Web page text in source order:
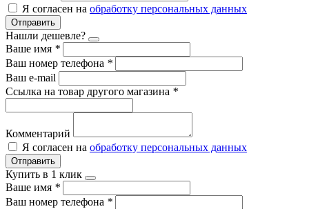
Я согласен на обработку персональных данных
Отправить
Нашли дешевле?
Ваше имя *
Ваш номер телефона *
Ваш e-mail
Ссылка на товар другого магазина *
Комментарий
Я согласен на обработку персональных данных
Отправить
Купить в 1 клик
Ваше имя *
Ваш номер телефона *